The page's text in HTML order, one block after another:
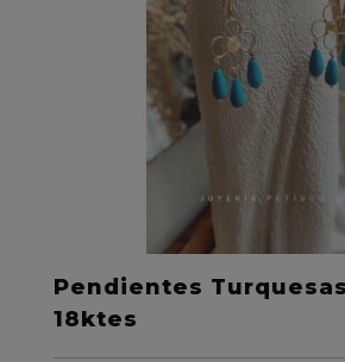
Pendientes
18ktes